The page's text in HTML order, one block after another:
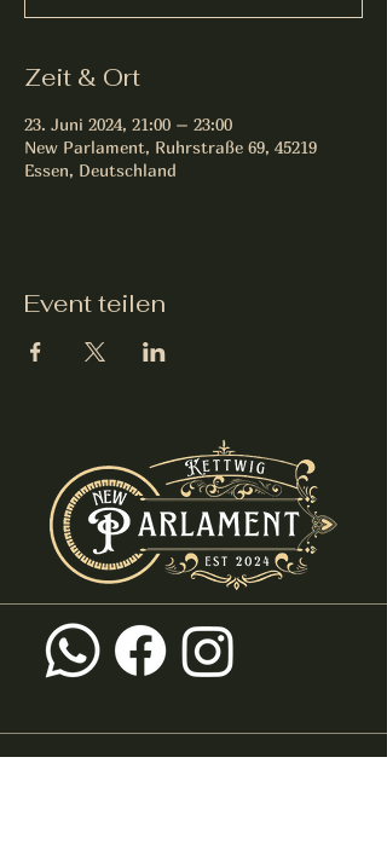
Zeit & Ort
23. Juni 2024, 21:00 – 23:00
New Parlament, Ruhrstraße 69, 45219
Essen, Deutschland
Event teilen